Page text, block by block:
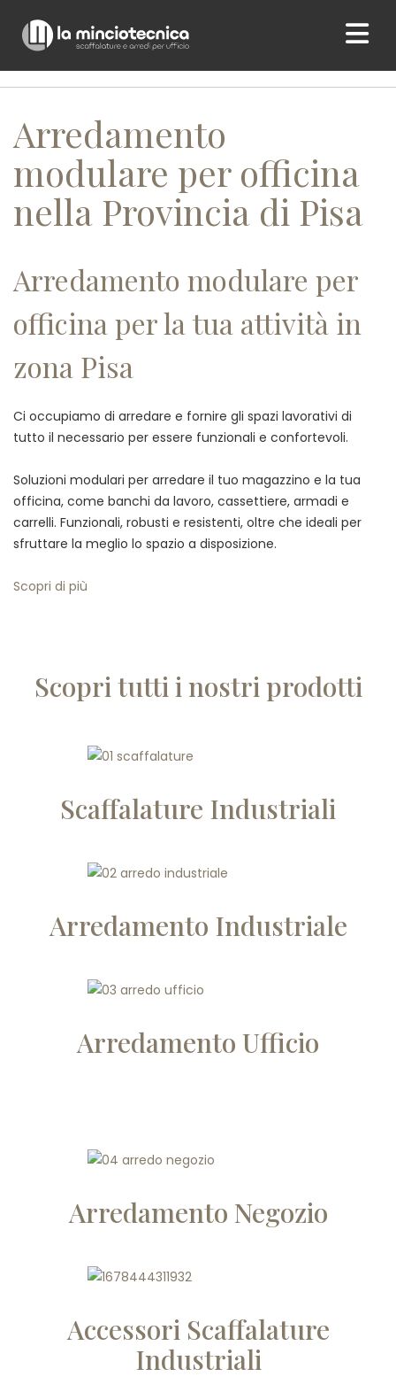
Home/ Arredamento modulare per officina nella Provincia di
Arredamento
modulare per officina
nella Provincia di Pisa
Arredamento modulare per
officina per la tua attività in
zona Pisa
Ci occupiamo di arredare e fornire gli spazi lavorativi di
tutto il necessario per essere funzionali e confortevoli.
Soluzioni modulari per arredare il tuo magazzino e la tua
officina, come banchi da lavoro, cassettiere, armadi e
carrelli. Funzionali, robusti e resistenti, oltre che ideali per
sfruttare la meglio lo spazio a disposizione.
Scopri di più
Scopri tutti i nostri prodotti
Scaffalature Industriali
Arredamento Industriale
Arredamento Ufficio
Arredamento Negozio
Accessori Scaffalature
Industriali